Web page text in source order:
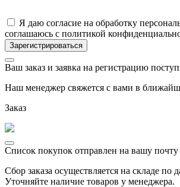
Я даю согласие на обработку
соглашаюсь с политикой
Ваш заказ и заявка на регистрацию
Наш менеджер свяжется с вами в
Заказ
Список покупок отправлен на вашу почту
Сбор заказа осуществляется на складе по
Уточняйте наличие товаров у менеджера.